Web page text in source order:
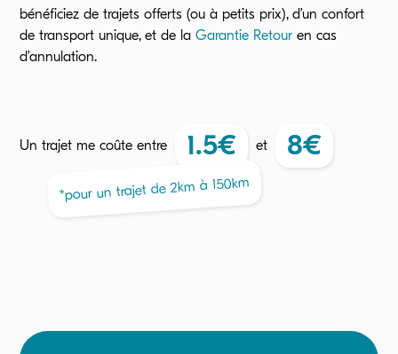
bénéficiez de trajets offerts (ou à petits prix), d’un confort
de transport unique, et de laGarantie Retour en cas
d’annulation.
Un trajet me coûteentre 1.5€ et 8€
*pour un trajet de2kmà150km